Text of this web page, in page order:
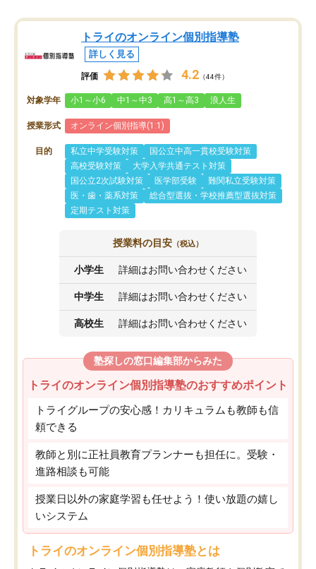
トライのオンライン個別指導塾
詳しく見る
評価 4.2 （44件）
対象学年 小1～小6 中1～中3 高1～高3 浪人生
授業形式 オンライン個別指導(1:1)
目的 私立中学受験対策
国公立中高一貫校受験対策
高校受験対策
大学入学共通テスト対策
国公立2次試験対策
医学部受験
難関私立受験対策
医・歯・薬系対策
総合型選抜・学校推薦型選抜対策
定期テスト対策
授業料の目安 （税込）
小学生 詳細はお問い合わせください
中学生 詳細はお問い合わせください
高校生 詳細はお問い合わせください
塾探しの窓口編集部からみた
トライのオンライン個別指導塾のおすすめポイント
トライグループの安心感！カリキュラムも教師も信
頼できる
教師と別に正社員教育プランナーも担任に。受験・
進路相談も可能
授業日以外の家庭学習も任せよう！使い放題の嬉し
いシステム
トライのオンライン個別指導塾とは